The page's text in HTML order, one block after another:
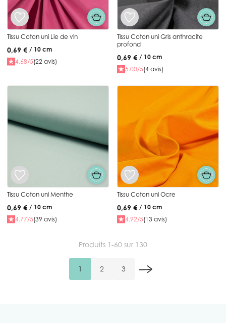
Tissu Coton uni Lie de vin
0,69 € / 10 cm
4.68/5(22 avis)
Tissu Coton uni Gris anthracite
profond
0,69 € / 10 cm
5.00/5(4 avis)
Tissu Coton uni Menthe
0,69 € / 10 cm
4.77/5(39 avis)
Tissu Coton uni Ocre
0,69 € / 10 cm
4.92/5(13 avis)
Vous lisez actuellement la page
1 Page
2 Page
3
Produits 1-60 sur 130